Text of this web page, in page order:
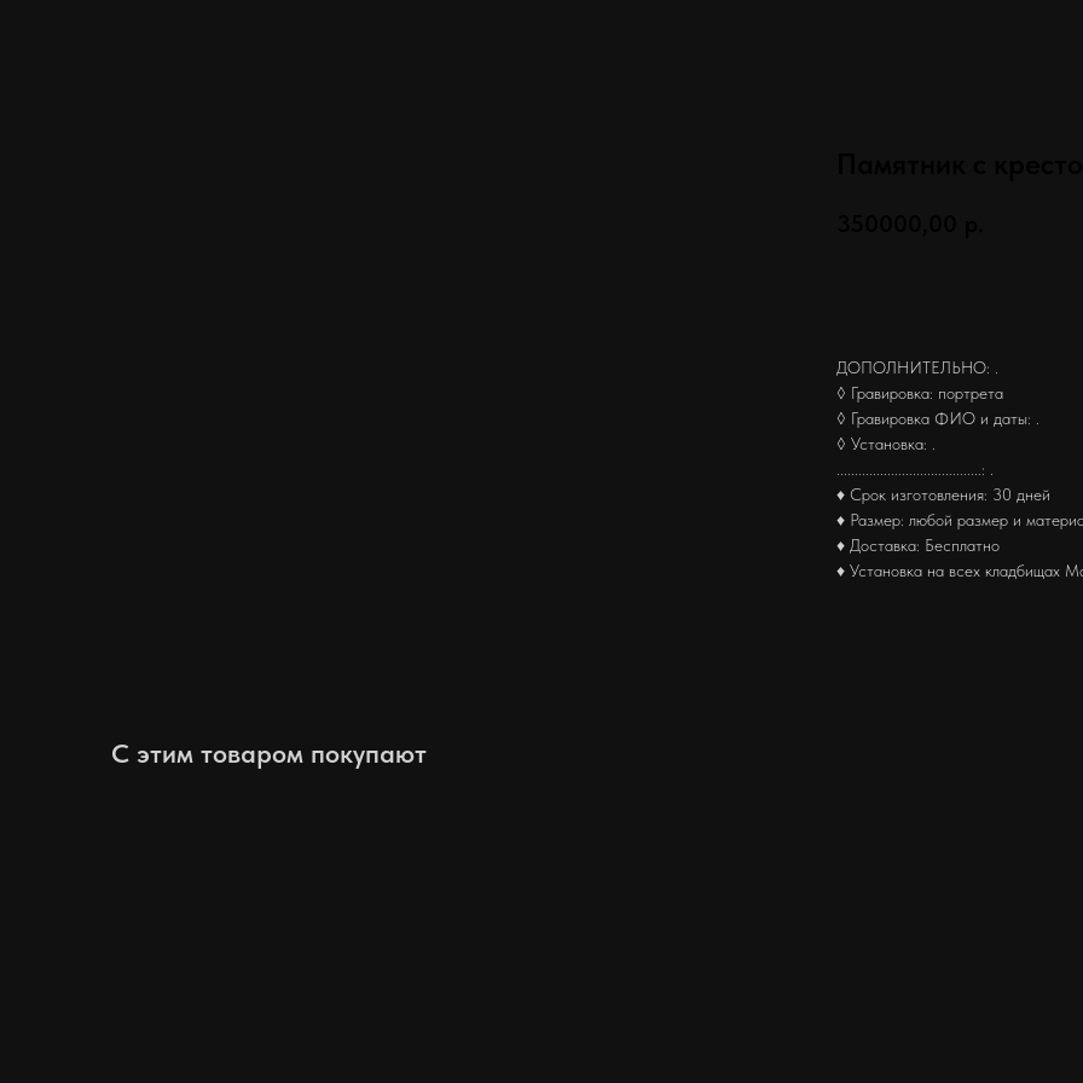
ДОПОЛНИТЕЛЬНО: .
◊ Гравировка: портрета
◊ Гравировка ФИО и даты: .
◊ Установка: .
........................................: .
♦ Срок изготовления: 30 дней
♦ Размер: любой размер и
♦ Доставка: Бесплатно
♦ Установка на всех кладбищах
С этим товаром покупают